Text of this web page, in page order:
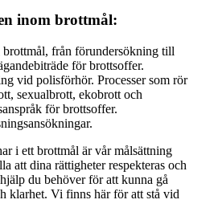
inom brottmål:
brottmål, från förundersökning till
för brottsoffer.
vid polisförhör. Processer som rör
sexualbrott, ekobrott och
för brottsoffer.
i ett brottmål är vår målsättning
att dina rättigheter respekteras och
du behöver för att kunna gå
klarhet. Vi finns här för att stå vid